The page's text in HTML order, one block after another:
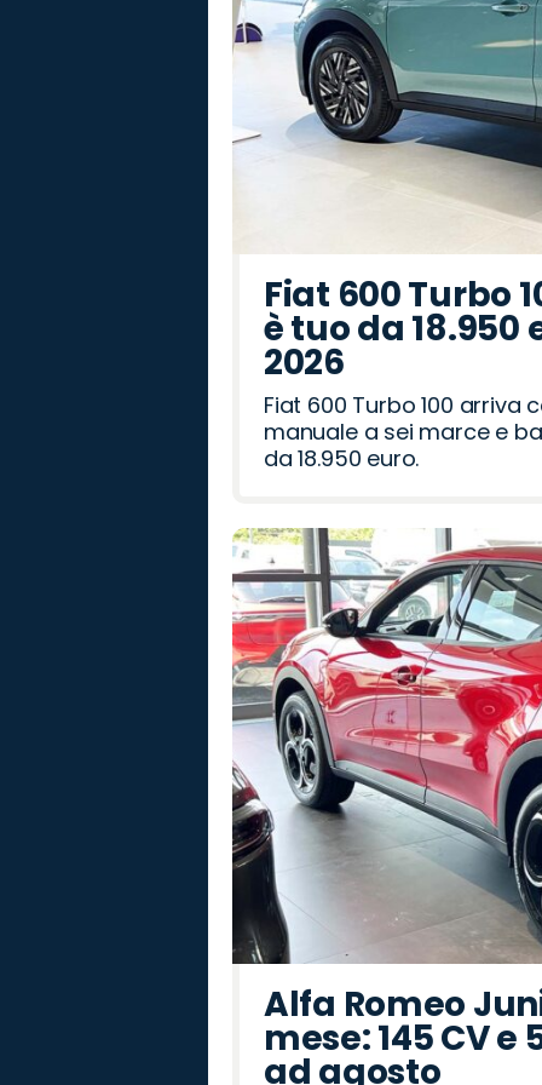
Fiat 600 Turbo
è tuo da
2026
Fiat 600 Turbo 100 arriva
manuale a sei marce e
da 18.950 euro.
Alfa Romeo
mese: 145 CV
ad agosto